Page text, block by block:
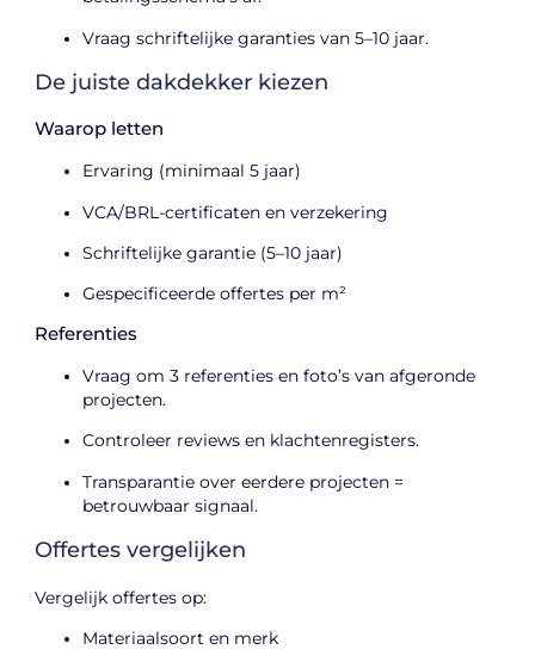
Vraag schriftelijke garanties van 5–10 jaar.
De juiste dakdekker kiezen
Waarop letten
Ervaring (minimaal 5 jaar)
VCA/BRL-certificaten en verzekering
Schriftelijke garantie (5–10 jaar)
Gespecificeerde offertes per m²
Referenties
Vraag om 3 referenties en foto’s van afgeronde
projecten.
Controleer reviews en klachtenregisters.
Transparantie over eerdere projecten =
betrouwbaar signaal.
Offertes vergelijken
Vergelijk offertes op:
Materiaalsoort en merk